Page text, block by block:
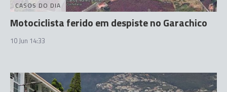
CASOS DO DIA
Motociclista ferido em despiste no Garachico
10 Jun 14:33